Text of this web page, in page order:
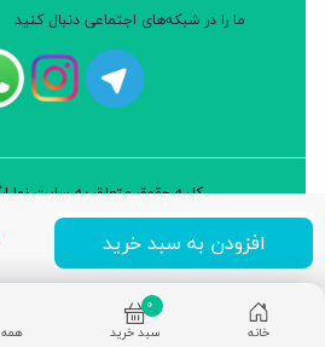
افزودن به سبد خرید
ما را در شبکه‌های اجتماعی دنبال کنید
کلیه حقوق متعلق به سایت نوا
طراحی و توسعه: شرکت داده پردازان سورن
خانه
0
سبد خرید